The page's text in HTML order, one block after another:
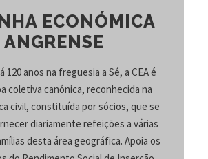
ECONÓMICA
ANGRENSE
120 anos na freguesia a Sé, a CEA é
coletiva canónica, reconhecida na
civil, constituída por sócios, que se
diariamente refeições a várias
desta área geográfica. Apoia os